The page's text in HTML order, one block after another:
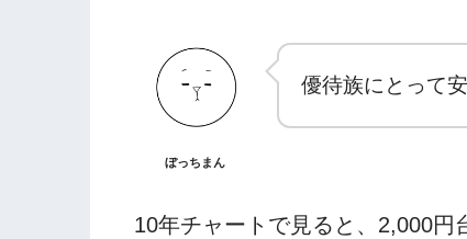
ぼっちまん
優待族にとって
10年チャートで見ると、2,000円